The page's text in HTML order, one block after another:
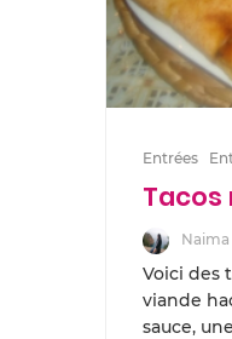
Entrées
Tacos
Naima
Voici des
viande
sauce,